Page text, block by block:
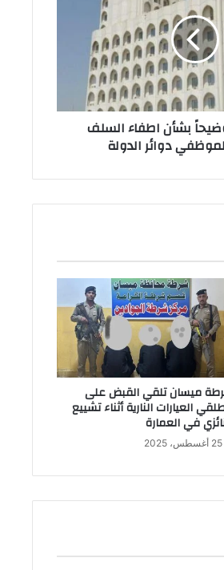
بشأن اطفاء السلف
دوائر الدولة
ميسان تلقي القبض على
العيارات النارية أثناء تشييع
في العمارة
25 أغسطس، 2025